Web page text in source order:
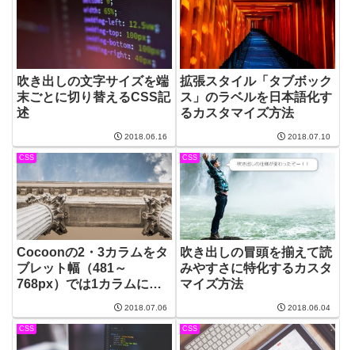
吹き出しの文字サイズを端
末ごとに切り替えるCSS記
述
2018.06.16
拡張スタイル「タブボック
ス」のラベルを日本語化す
るカスタマイズ方法
2018.07.10
CSS
Cocoonの2・3カラムをタ
ブレット幅（481～
768px）では1カラムには
2018.07.06
CSS
吹き出しの冒頭を揃えて読
みやすさに特化するカスタ
マイズ方法
2018.06.04
CSS CSS